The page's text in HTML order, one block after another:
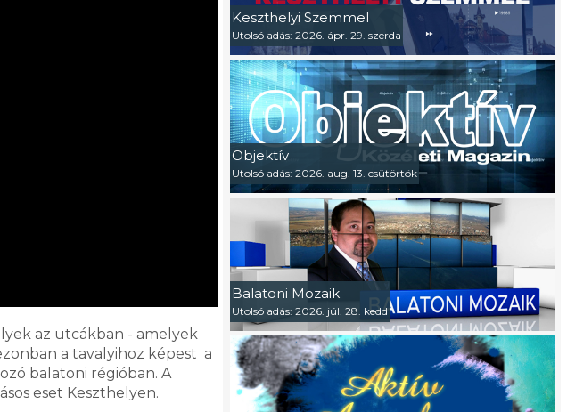
az utcákban - amelyek
a tavalyihoz képest a
balatoni régióban. A
eset Keszthelyen.
Keszthelyi Szemmel
Utolsó adás: 2026. ápr. 29. szerda
Objektív
Utolsó adás: 2026. aug. 13. csütörtök
Balatoni Mozaik
Utolsó adás: 2026. júl. 28. kedd